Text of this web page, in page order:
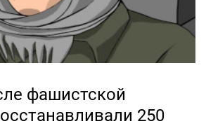
фашистской
250